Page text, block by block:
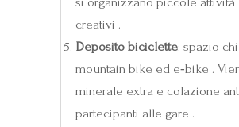
creativi .
Deposito biciclette: spazio
mountain bike ed e‑bike .
minerale extra e colazione
partecipanti alle gare .